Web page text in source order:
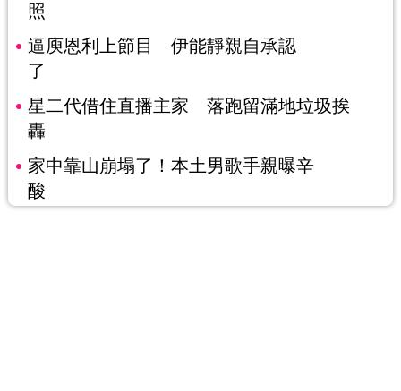
照
逼庾恩利上節目 伊能靜親自承認
了
星二代借住直播主家 落跑留滿地垃圾挨
轟
家中靠山崩塌了！本土男歌手親曝辛
酸